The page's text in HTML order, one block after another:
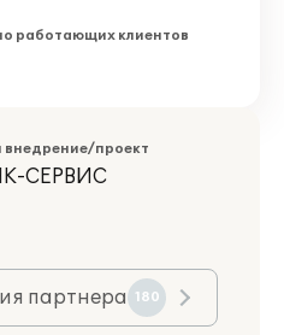
работающих клиентов
внедрение/проект
СЕРВИС
партнера 180